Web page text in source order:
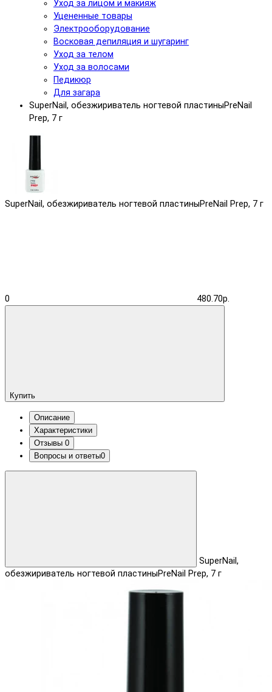
Уход за лицом и макияж
Уцененные товары
Электрооборудование
Восковая депиляция и шугаринг
Уход за телом
Уход за волосами
Педикюр
Для загара
SuperNail, обезжириватель ногтевой пластиныPreNail
Prep, 7 г
SuperNail, обезжириватель ногтевой пластиныPreNail Prep, 7 г
0 480.70р.
Купить
Описание
Характеристики
Отзывы 0
Вопросы и ответы0
SuperNail,
обезжириватель ногтевой пластиныPreNail Prep, 7 г